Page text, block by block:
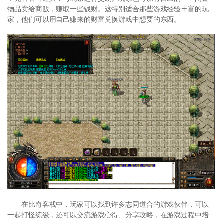
物品卖给商贩，赚取一些钱财。这特别适合那些游戏经验丰富的玩
家，他们可以用自己赚来的财富兑换游戏中想要的东西。
在比奇客栈中，玩家可以找到许多志同道合的游戏伙伴，可以
一起打怪练级，还可以交流游戏心得、分享攻略，在游戏过程中培